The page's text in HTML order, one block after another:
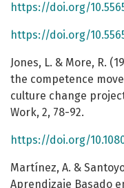
https://doi.org/
https://doi.org/
Jones, L. & More, R.
the competence
culture change
Work, 2, 78-92.
https://doi.org/
Martínez, A. &
Aprendizaje Basado